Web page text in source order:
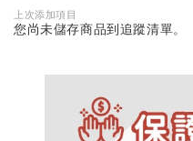
上次添加項目
您尚未儲存商品到追蹤清單。